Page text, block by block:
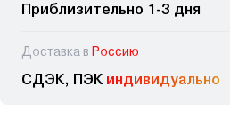
Приблизительно 1-3 дня
Доставка в Россию
СДЭК, ПЭК индивидуально